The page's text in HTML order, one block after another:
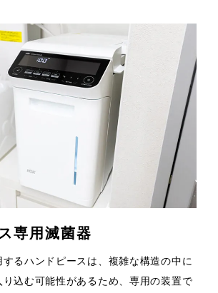
専用滅菌器
るハンドピースは、複雑な構造の中に
り込む可能性があるため、専用の装置で